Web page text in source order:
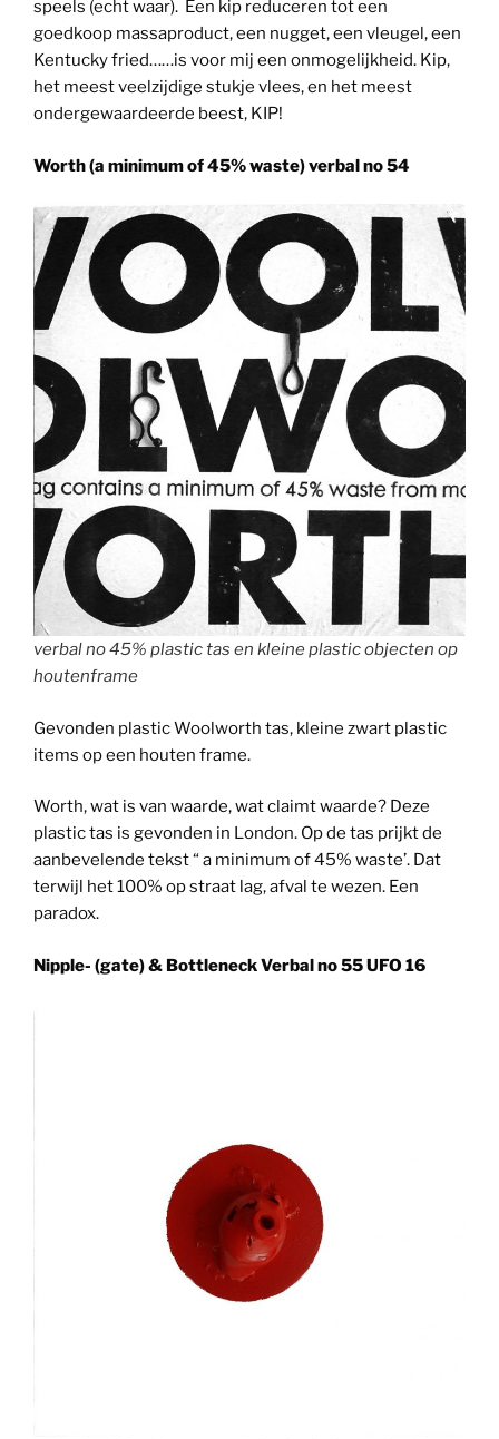
speels (echt waar). Een kip reduceren tot een
goedkoop massaproduct, een nugget, een vleugel, een
Kentucky fried……is voor mij een onmogelijkheid. Kip,
het meest veelzijdige stukje vlees, en het meest
ondergewaardeerde beest, KIP!
Worth (a minimum of 45% waste) verbal no 54
verbal no 45% plastic tas en kleine plastic objecten op
houtenframe
Gevonden plastic Woolworth tas, kleine zwart plastic
items op een houten frame.
Worth, wat is van waarde, wat claimt waarde? Deze
plastic tas is gevonden in London. Op de tas prijkt de
aanbevelende tekst “ a minimum of 45% waste’. Dat
terwijl het 100% op straat lag, afval te wezen. Een
paradox.
Nipple- (gate) & Bottleneck Verbal no 55 UFO 16